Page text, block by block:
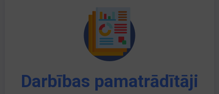
Darbības pamatrādītāji